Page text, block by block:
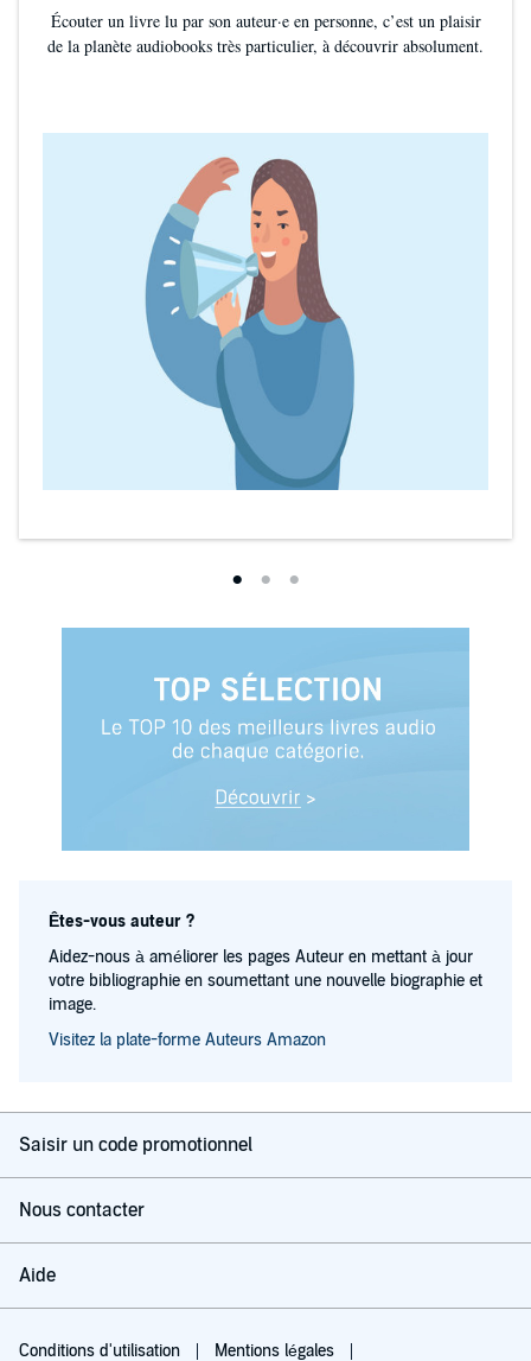
Écouter un livre lu par son auteur·e en personne, c’est un plaisir
de la planète audiobooks très particulier, à découvrir absolument.
Êtes-vous auteur ?
Aidez-nous à améliorer les pages Auteur en mettant à jour
votre bibliographie en soumettant une nouvelle biographie et
image.
Visitez la plate-forme Auteurs Amazon
Saisir un code promotionnel
Nous contacter
Aide
Conditions d'utilisation Mentions légales